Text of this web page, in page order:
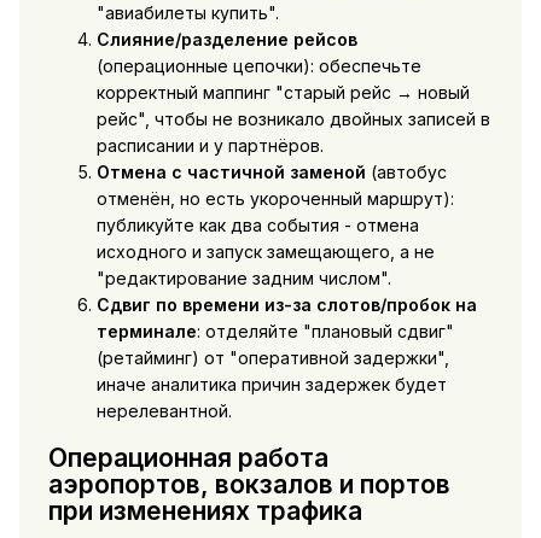
"авиабилеты купить".
Слияние/разделение рейсов
(операционные цепочки): обеспечьте
корректный маппинг "старый рейс → новый
рейс", чтобы не возникало двойных записей в
расписании и у партнёров.
Отмена с частичной заменой (автобус
отменён, но есть укороченный маршрут):
публикуйте как два события - отмена
исходного и запуск замещающего, а не
"редактирование задним числом".
Сдвиг по времени из-за слотов/пробок на
терминале: отделяйте "плановый сдвиг"
(ретайминг) от "оперативной задержки",
иначе аналитика причин задержек будет
нерелевантной.
Операционная работа
аэропортов, вокзалов и портов
при изменениях трафика